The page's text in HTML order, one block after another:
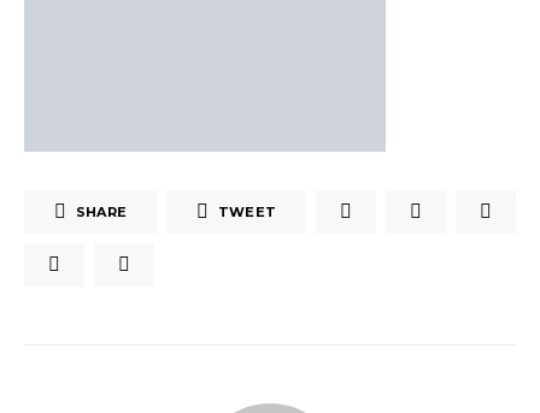
SHARE TWEET